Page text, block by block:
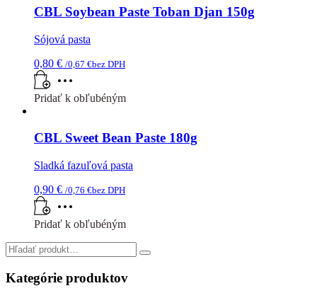
CBL Soybean Paste Toban Djan 150g
Sójová pasta
0,80 € /0,67 €bez DPH
Pridať k obľubéným
CBL Sweet Bean Paste 180g
Sladká fazuľová pasta
0,90 € /0,76 €bez DPH
Pridať k obľubéným
Search
for:
Kategórie produktov